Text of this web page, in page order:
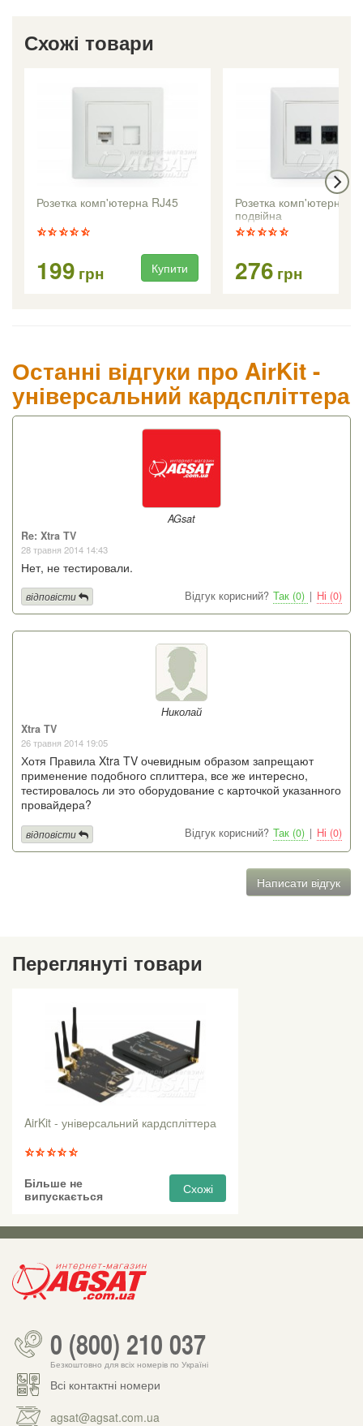
Схожі товари
Розетка комп'ютерна RJ45
199 грн Купити
Розетка комп'ютерна
подвійна
276 грн
Останні відгуки про AirKit -
універсальний кардспліттера
AGsat
Re: Xtra TV
28 травня 2014 14:43
Нет, не тестировали.
Відгук корисний? Так (0) | Ні (0)
відповісти
Николай
Xtra TV
26 травня 2014 19:05
Хотя Правила Xtra TV очевидным образом запрещают
применение подобного сплиттера, все же интересно,
тестировалось ли это оборудование с карточкой указанного
провайдера?
Відгук корисний? Так (0) | Ні (0)
відповісти
Написати відгук
Переглянуті товари
AirKit - універсальний кардспліттера
Більше не
випускається
Схожі
0 (800) 210 037
Безкоштовно для всіх номерів по Україні
Всі контактні номери
agsat@agsat.com.ua